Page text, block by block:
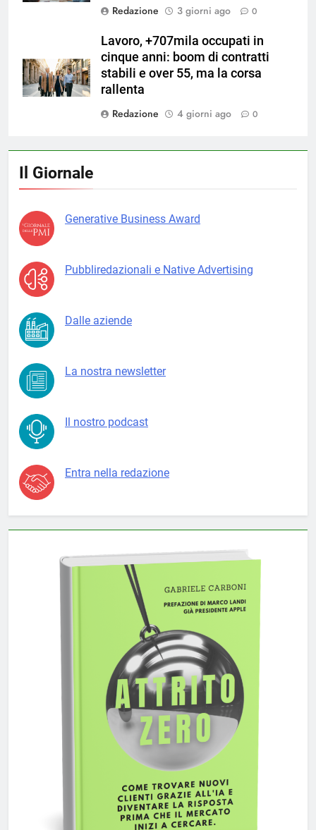
Redazione
3 giorni ago 0
Lavoro, +707mila occupati in
cinque anni: boom di contratti
stabili e over 55, ma la corsa
rallenta
Redazione
4 giorni ago 0
Il Giornale
Generative Business Award
Pubbliredazionali e Native Advertising
Dalle aziende
La nostra newsletter
Il nostro podcast
Entra nella redazione